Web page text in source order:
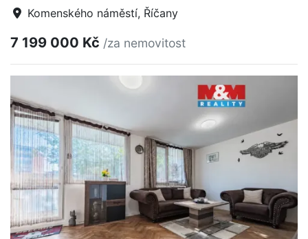
Komenského náměstí, Říčany
7 199 000 Kč /za nemovitost